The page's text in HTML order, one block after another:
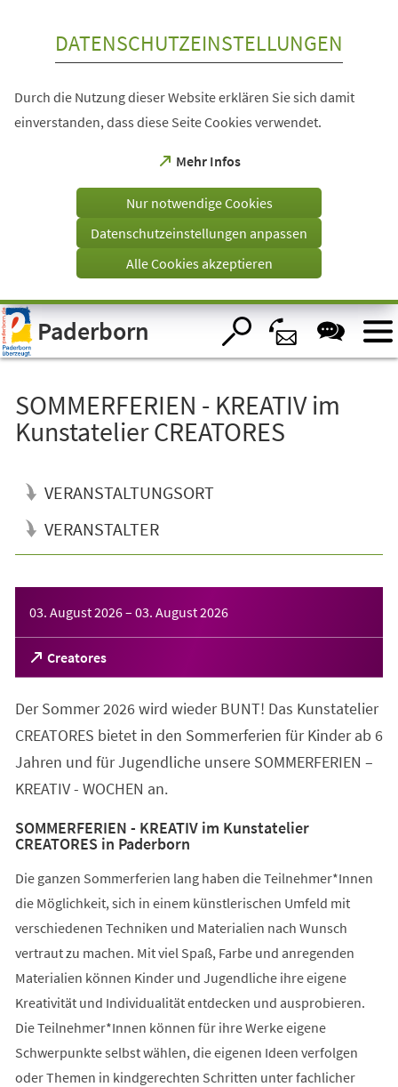
Visuelle
Assistenzsoftware
öffnen.
DATENSCHUTZEINSTELLUNGEN
Durch die Nutzung dieser Website erklären Sie sich damit
einverstanden, dass diese Seite Cookies verwendet.
Mehr Infos
(Öffnet
einem
Tab)
Nur notwendige Cookies
Datenschutzeinstellungen anpassen
Alle Cookies akzeptieren
Paderborn
SOMMERFERIEN - KREATIV im
Kunstatelier CREATORES
VERANSTALTUNGSORT
VERANSTALTER
03. August 2026– 03. August 2026
Creatores
(Öffnet
in
neuen
Tab)
Der Sommer 2026 wird wieder BUNT! Das Kunstatelier
CREATORES bietet in den Sommerferien für Kinder ab 6
Jahren und für Jugendliche unsere SOMMERFERIEN –
KREATIV - WOCHEN an.
SOMMERFERIEN - KREATIV im Kunstatelier
CREATORES in Paderborn
Die ganzen Sommerferien lang haben die Teilnehmer*Innen
die Möglichkeit, sich in einem künstlerischen Umfeld mit
verschiedenen Techniken und Materialien nach Wunsch
vertraut zu machen. Mit viel Spaß, Farbe und anregenden
Materialien können Kinder und Jugendliche ihre eigene
Kreativität und Individualität entdecken und ausprobieren.
Die Teilnehmer*Innen können für ihre Werke eigene
Schwerpunkte selbst wählen, die eigenen Ideen verfolgen
oder Themen in kindgerechten Schritten unter fachlicher